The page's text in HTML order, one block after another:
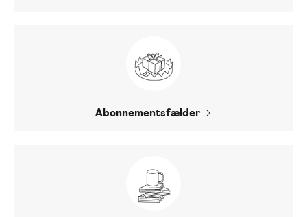
Abonnementsfælder